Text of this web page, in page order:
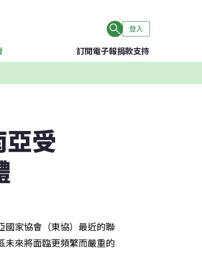
登入
訂閱電子報捐款支持
亞受
國家協會（東協）最近的聯
未來將面臨更頻繁而嚴重的